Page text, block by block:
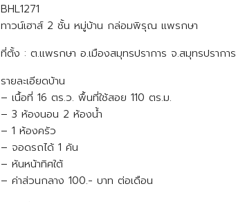
BHL1271
ทาวน์เฮาส์ 2 ชั้น หมู่บ้าน กล่อมพิรุณ แพรกษา
ที่ตั้ง : ต.แพรกษา อ.เมืองสมุทรปราการ จ.สมุทรปราการ
รายละเอียดบ้าน
– เนื้อที่ 16 ตร.ว. พื้นที่ใช้สอย 110 ตร.ม.
– 3 ห้องนอน 2 ห้องน้ำ
– 1 ห้องครัว
– จอดรถได้ 1 คัน
– หันหน้าทิศใต้
– ค่าส่วนกลาง 100.- บาท ต่อเดือน